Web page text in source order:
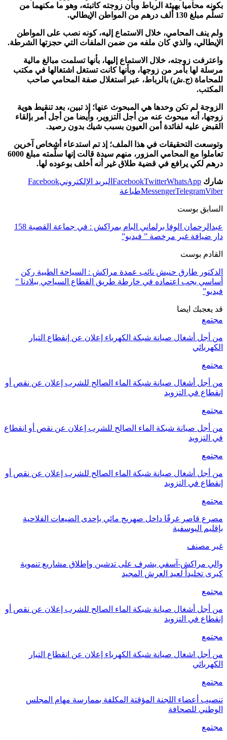
بكونه محاميا بهيئة الرباط وبأن زوجته كاتبته، وهو ما مكنهما من
تسلّم مبلغ 130 ألف درهم من المواطن الإيطالي.
ولم ينف المحامي، خلال الاستماع إليه، كونه نصب على المواطن
الإيطالي، والذي كان ملفه من ضمن الملفات التي حجزتها الشرطة.
واعترفت زوجته، خلال الاستماع إليها، بأنها تسلمت مبالغ مالية
مرسلة لها بأمر من زوجها، وبأنها كانت تستغل اشتغالها في مكتب
للمحاماة (ج.ش) بالرباط، عبر استغلال صفة المحامي صاحب
المكتب.
الزوجة لم تكن وحدها هي المبحوث عنها؛ إذ تبين، بعد تنقيط هوية
زوجها، أنه مبحوث عنه من أجل التزوير، وأيضا من أجل أمر بإلقاء
القبض عليه لفائدة أمن العيون بسبب شيك بدون رصيد.
وتوسعت التحقيقات في هذا الملف؛ إذ تم استدعاء أشخاص آخرين
تعاملوا مع المحامي المزور، منهم سيدة قالت إنها سلّمته مبلغ 6000
درهم لكي يرافع في قضية طلاق غير أنه أخلف بوعوده لها.
شارك FacebookTwitterWhatsApp البريد الإلكترونيFacebook
MessengerTelegramViber طباعة
السابق بوست
عبدالرحمان الوفا برلماني البام بمراكش : في جماعة القصبة 158
دار ضيافة غير مرخصة ” فيديو”
القادم بوست
الدكتور طارق حنيش نائب عمدة مراكش : السياحة الطبية ركن
أساسي يجب اعتماده في خارطة طريق القطاع السياحي ببلادنا ”
فيديو”
قد يعجبك ايضا
مجتمع
من أجل أشغال صيانة شبكة الكهرباء إعلان عن إنقطاع التيار
الكهربائي
مجتمع
من أجل أشغال صيانة شبكة الماء الصالح للشرب إعلان عن نقص أو
إنقطاع في التزويد
مجتمع
من أجل صيانة شبكة الماء الصالح للشرب إعلان عن نقص أو انقطاع
في التزويد
مجتمع
من أجل أشغال صيانة شبكة الماء الصالح للشرب إعلان عن نقص أو
إنقطاع في التزويد
مجتمع
مصرع قاصر غرقًا داخل صهريج مائي بإحدى الضيعات الفلاحية
بإقليم اليوسفية
غير مصنف
والي مراكش-آسفي يشرف على تدشين وإطلاق مشاريع تنموية
كبرى تخليداً لعيد العرش المجيد
مجتمع
من أجل أشغال صيانة شبكة الماء الصالح للشرب إعلان عن نقص أو
إنقطاع في التزويد
مجتمع
من أجل اشغال صيانة شبكة الكهرباء إعلان عن انقطاع التيار
الكهربائي
مجتمع
تنصيب أعضاء اللجنة المؤقتة المكلفة بممارسة مهام المجلس
الوطني للصحافة
مجتمع